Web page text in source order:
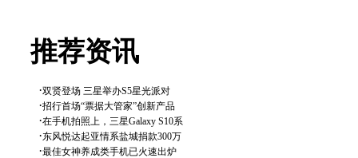
推荐资讯
·双贤登场 三星举办S5星光派对
·招行首场“票据大管家”创新产品
·在手机拍照上，三星Galaxy S10系
·东风悦达起亚情系盐城捐款300万
·最佳女神养成类手机已火速出炉